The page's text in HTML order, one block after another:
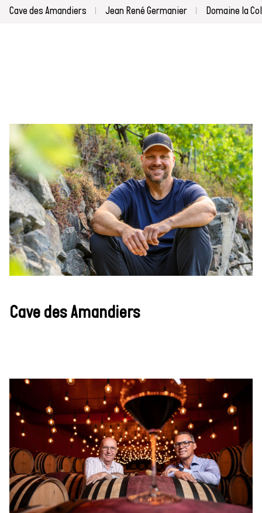
Cave des Amandiers Jean René Germanier Domaine la
Cave des Amandiers